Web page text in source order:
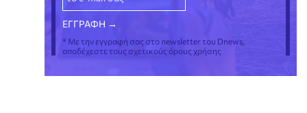
* Με την εγγραφή σας στο newsletter του Dnews,
αποδέχεστε τους σχετικούς όρους χρήσης